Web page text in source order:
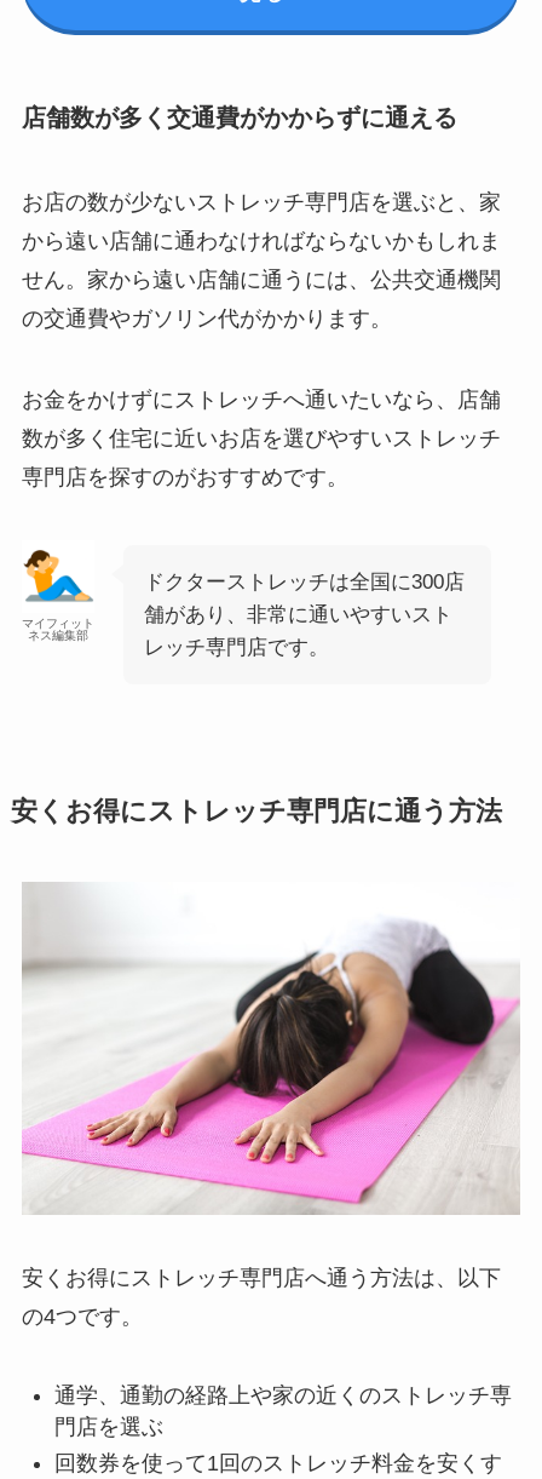
店舗数が多く交通費がかからずに通える
お店の数が少ないストレッチ専門店を選ぶと、家
から遠い店舗に通わなければならないかもしれま
せん。家から遠い店舗に通うには、公共交通機関
の交通費やガソリン代がかかります。
お金をかけずにストレッチへ通いたいなら、店舗
数が多く住宅に近いお店を選びやすいストレッチ
専門店を探すのがおすすめです。
マイフィット
ネス編集部
ドクターストレッチは全国に300店
舗があり、非常に通いやすいスト
レッチ専門店です。
安くお得にストレッチ専門店に通う方法
安くお得にストレッチ専門店へ通う方法は、以下
の4つです。
通学、通勤の経路上や家の近くのストレッチ専
門店を選ぶ
回数券を使って1回のストレッチ料金を安くす